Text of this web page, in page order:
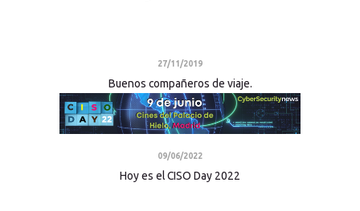
27/11/2019
Buenos compañeros de viaje.
09/06/2022
Hoy es el CISO Day 2022